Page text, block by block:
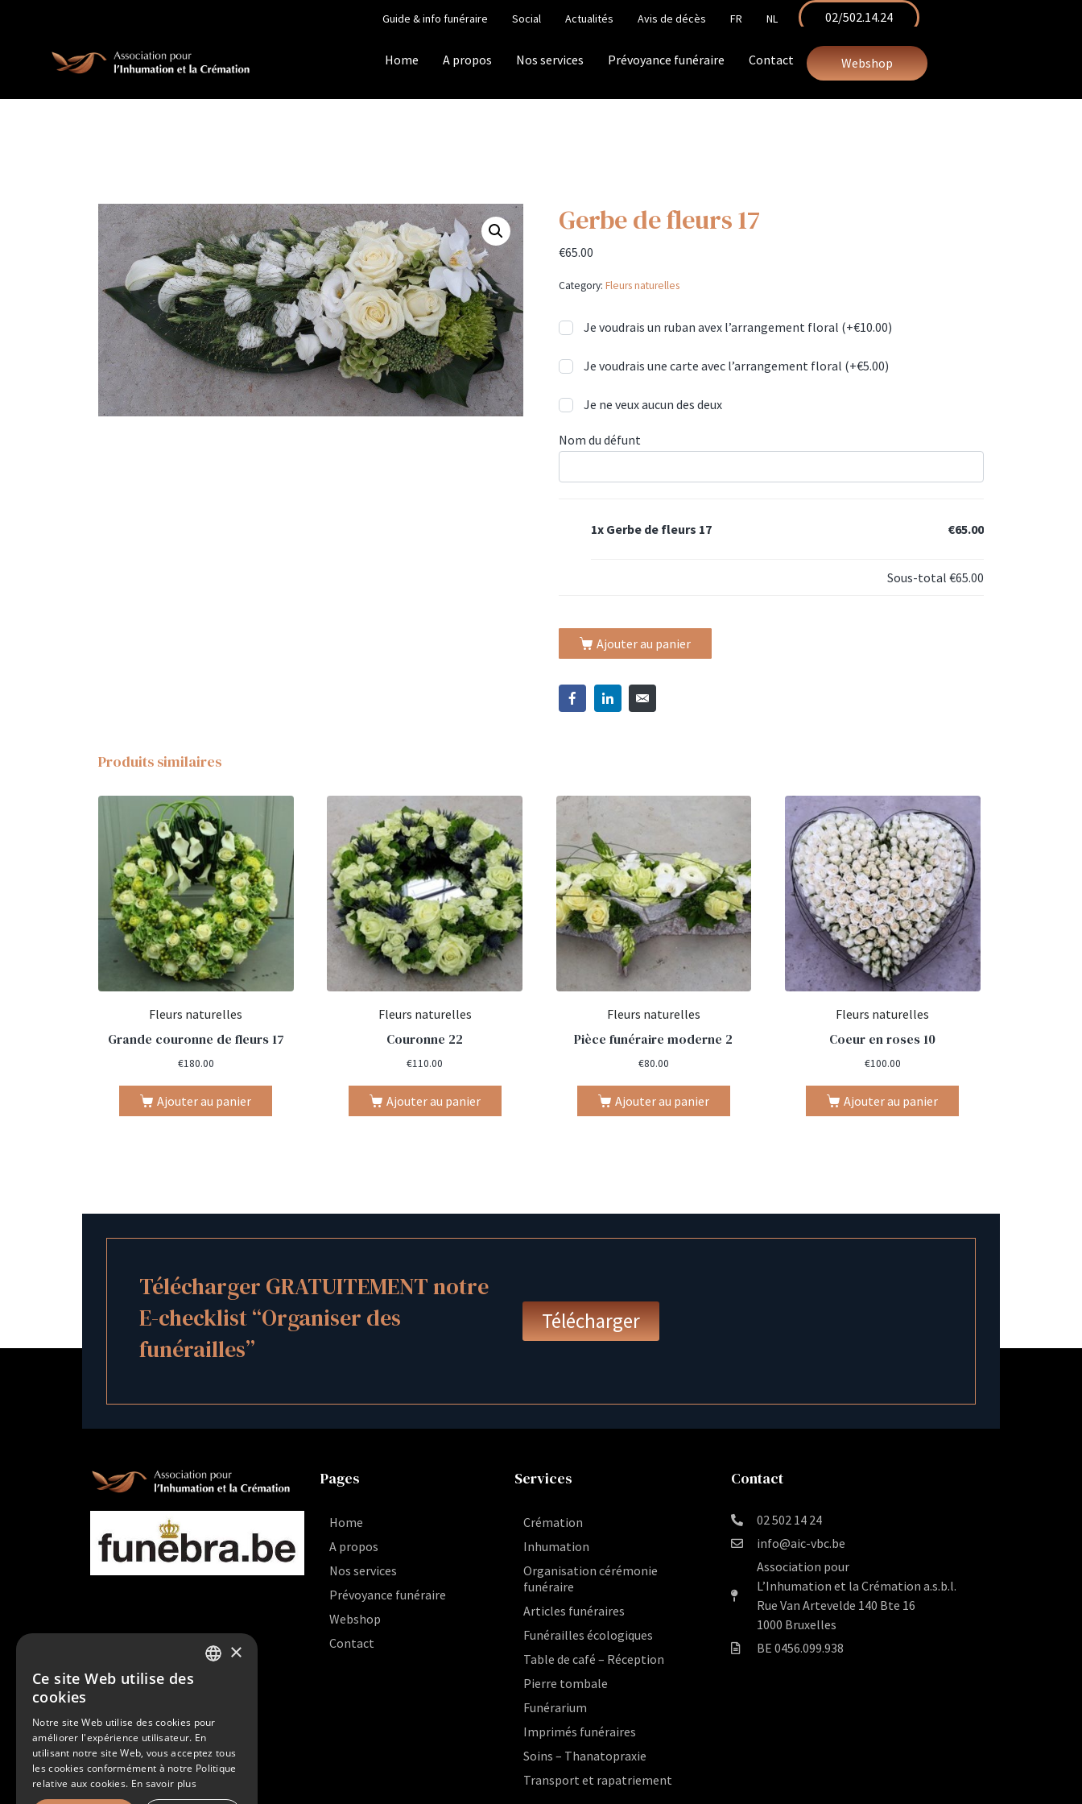
Guide & info funéraire Social Actualités Avis de décès FR NL 02/502.14.24
Home A propos Nos services Prévoyance funéraire Contact Webshop
Gerbe de fleurs 17
€65.00
Category: Fleurs naturelles
Je voudrais un ruban avex l’arrangement floral (+€10.00)
Je voudrais une carte avec l’arrangement floral (+€5.00)
Je ne veux aucun des deux
Nom du défunt
1x Gerbe de fleurs 17 €65.00
Sous-total €65.00
Ajouter au panier
Produits similaires
Fleurs naturelles
Grande couronne de fleurs 17
€180.00
Ajouter au panier
Fleurs naturelles
Couronne 22
€110.00
Ajouter au panier
Fleurs naturelles
Pièce funéraire moderne 2
€80.00
Ajouter au panier
Fleurs naturelles
Coeur en roses 10
€100.00
Ajouter au panier
Télécharger GRATUITEMENT notre
E-checklist “Organiser des
funérailles”
Télécharger
Pages
Home
A propos
Nos services
Prévoyance funéraire
Webshop
Contact
Services
Crémation
Inhumation
Organisation cérémonie
funéraire
Articles funéraires
Funérailles écologiques
Table de café – Réception
Pierre tombale
Funérarium
Imprimés funéraires
Soins – Thanatopraxie
Transport et rapatriement
Contact
02 502 14 24
info@aic-vbc.be
Association pour
L’Inhumation et la Crémation a.s.b.l.
Rue Van Artevelde 140 Bte 16
1000 Bruxelles
BE 0456.099.938
×
Ce site Web utilise des
cookies
Notre site Web utilise des cookies pour
améliorer l'expérience utilisateur. En
utilisant notre site Web, vous acceptez tous
les cookies conformément à notre Politique
relative aux cookies. En savoir plus